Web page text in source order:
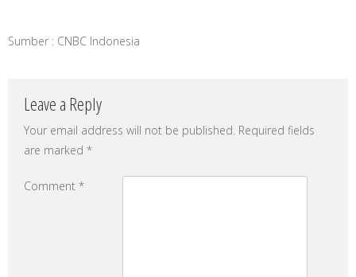
Sumber : CNBC Indonesia
Leave a Reply
Your email address will not be published. Required fields
are marked *
Comment *